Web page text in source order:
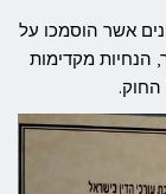
אשר הוסמכו על
הנחיות מקדימות
החוק.